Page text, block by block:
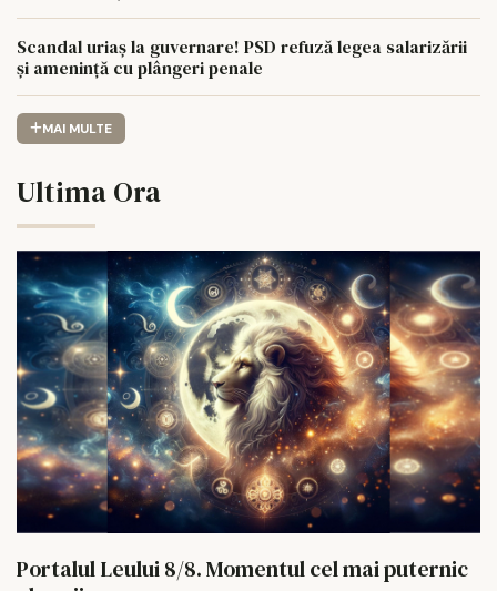
Scandal uriaș la guvernare! PSD refuză legea salarizării
și amenință cu plângeri penale
MAI MULTE
Ultima Ora
Portalul Leului 8/8. Momentul cel mai puternic